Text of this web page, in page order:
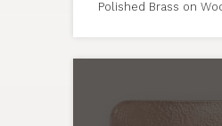
Polished Brass on